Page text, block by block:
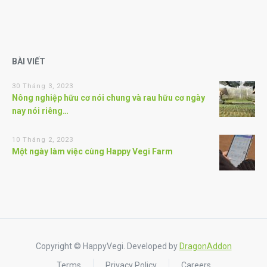
BÀI VIẾT
30 Tháng 3, 2023
Nông nghiệp hữu cơ nói chung và rau hữu cơ ngày
nay nói riêng…
10 Tháng 2, 2023
Một ngày làm việc cùng Happy Vegi Farm
Copyright © HappyVegi. Developed by DragonAddon